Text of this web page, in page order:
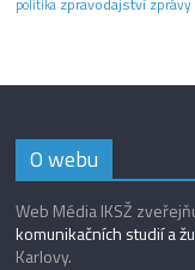
politika
zprávy
O webu
Web Média IKSŽ
komunikačních studií a
Karlovy.